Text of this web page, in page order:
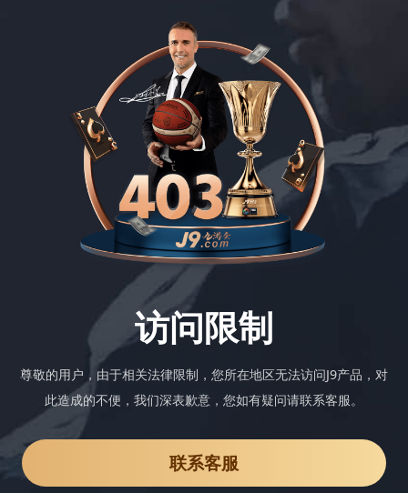
访问限制
尊敬的用户，由于相关法律限制，您所在地区无法访问J9产品，对
此造成的不便，我们深表歉意，您如有疑问请联系客服。
联系客服